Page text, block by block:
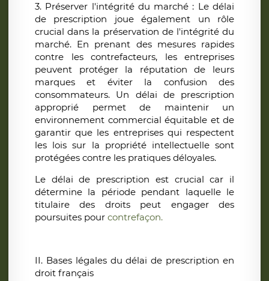
3. Préserver l'intégrité du marché : Le délai
de prescription joue également un rôle
crucial dans la préservation de l'intégrité du
marché. En prenant des mesures rapides
contre les contrefacteurs, les entreprises
peuvent protéger la réputation de leurs
marques et éviter la confusion des
consommateurs. Un délai de prescription
approprié permet de maintenir un
environnement commercial équitable et de
garantir que les entreprises qui respectent
les lois sur la propriété intellectuelle sont
protégées contre les pratiques déloyales.
Le délai de prescription est crucial car il
détermine la période pendant laquelle le
titulaire des droits peut engager des
poursuites pour contrefaçon.
II. Bases légales du délai de prescription en
droit français